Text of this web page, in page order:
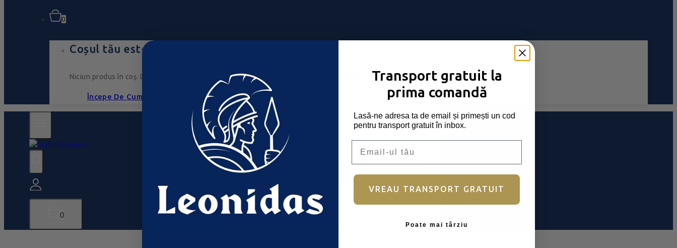
0
Coșul tău este gol
Niciun produs în coș. Du-te, umple-l cu ceva ce-ți place!
Începe De Cumpărături Acum
0
Nume utilizator sau email
Parolă *Obligatoriu
Ține-mă minte
Ai uitat parola?
Transport gratuit la
prima comandă
Lasă-ne adresa ta de email și primești un cod
pentru transport gratuit în inbox.
VREAU TRANSPORT GRATUIT
Poate mai târziu